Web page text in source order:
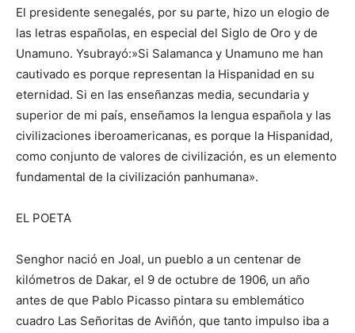
El presidente senegalés, por su parte, hizo un elogio de
las letras españolas, en especial del Siglo de Oro y de
Unamuno. Ysubrayó:»Si Salamanca y Unamuno me han
cautivado es porque representan la Hispanidad en su
eternidad. Si en las enseñanzas media, secundaria y
superior de mi país, enseñamos la lengua española y las
civilizaciones iberoamericanas, es porque la Hispanidad,
como conjunto de valores de civilización, es un elemento
fundamental de la civilización panhumana».
EL POETA
Senghor nació en Joal, un pueblo a un centenar de
kilómetros de Dakar, el 9 de octubre de 1906, un año
antes de que Pablo Picasso pintara su emblemático
cuadro Las Señoritas de Aviñón, que tanto impulso iba a